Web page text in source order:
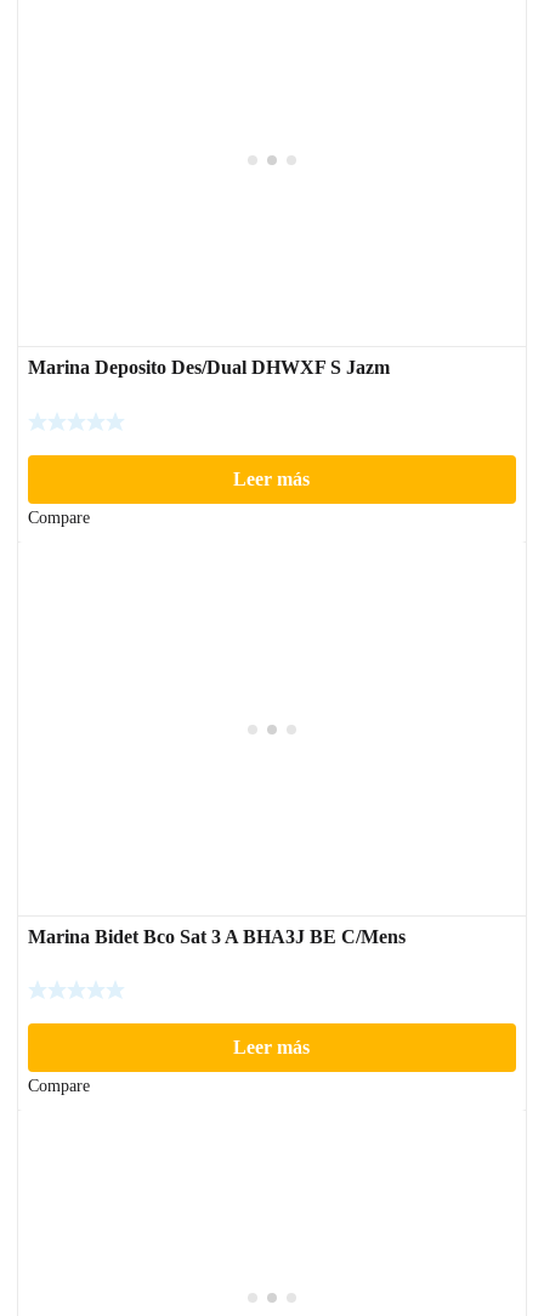
Marina Deposito Des/Dual DHWXF S Jazm
Leer más
Compare
Marina Bidet Bco Sat 3 A BHA3J BE C/Mens
Leer más
Compare